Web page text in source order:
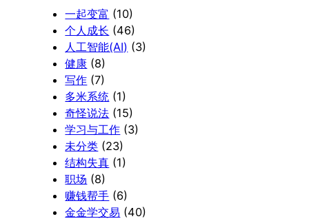
一起变富 (10)
个人成长 (46)
人工智能(AI) (3)
健康 (8)
写作 (7)
多米系统 (1)
奇怪说法 (15)
学习与工作 (3)
未分类 (23)
结构失真 (1)
职场 (8)
赚钱帮手 (6)
金金学交易 (40)